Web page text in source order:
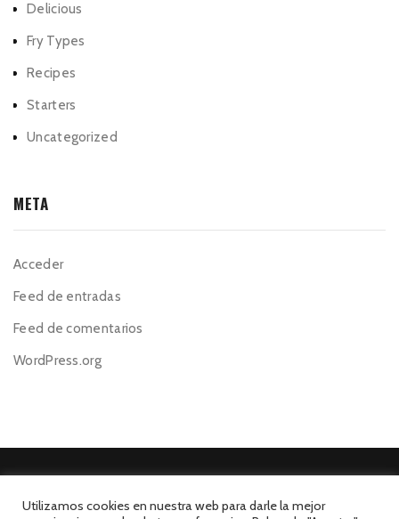
Delicious
Fry Types
Recipes
Starters
Uncategorized
META
Acceder
Feed de entradas
Feed de comentarios
WordPress.org
Utilizamos cookies en nuestra web para darle la mejor